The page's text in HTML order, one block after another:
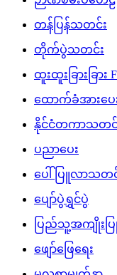
တန်ပြန်သတင်း
တိုက်ပွဲသတင်း
ထူးထူးခြားခြား
ထောက်ခံအားပေ
နိုင်ငံတကာသတင်
ပညာပေး
ပေါ်ပြူလာသတင်
ပျော်ပွဲရွှင်ပွဲ
ပြည်သူ့အကျိုးပြု
ဖျော်ဖြေရေး